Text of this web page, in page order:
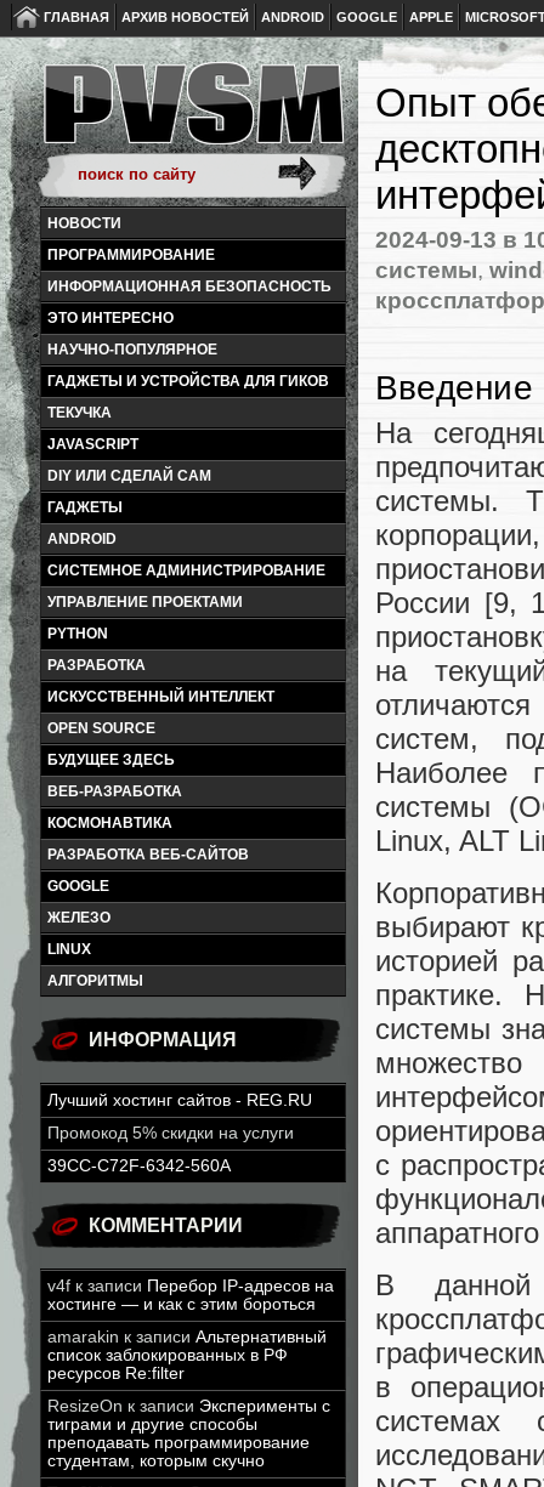
ГЛАВНАЯ АРХИВ НОВОСТЕЙ ANDROID GOOGLE APPLE
НОВОСТИ
ПРОГРАММИРОВАНИЕ
ИНФОРМАЦИОННАЯ БЕЗОПАСНОСТЬ
ЭТО ИНТЕРЕСНО
НАУЧНО-ПОПУЛЯРНОЕ
ГАДЖЕТЫ И УСТРОЙСТВА ДЛЯ ГИКОВ
ТЕКУЧКА
JAVASCRIPT
DIY ИЛИ СДЕЛАЙ САМ
ГАДЖЕТЫ
ANDROID
СИСТЕМНОЕ АДМИНИСТРИРОВАНИЕ
УПРАВЛЕНИЕ ПРОЕКТАМИ
PYTHON
РАЗРАБОТКА
ИСКУССТВЕННЫЙ ИНТЕЛЛЕКТ
OPEN SOURCE
БУДУЩЕЕ ЗДЕСЬ
ВЕБ-РАЗРАБОТКА
КОСМОНАВТИКА
РАЗРАБОТКА ВЕБ-САЙТОВ
GOOGLE
ЖЕЛЕЗО
LINUX
АЛГОРИТМЫ
ИНФОРМАЦИЯ
Лучший хостинг сайтов - REG.RU
Промокод 5% скидки на услуги
39CC-C72F-6342-560A
КОММЕНТАРИИ
v4f к записи Перебор IP-адресов на
хостинге — и как с этим бороться
amarakin к записи Альтернативный
список заблокированных в РФ
ресурсов Re:filter
ResizeOn к записи Эксперименты с
тиграми и другие способы
преподавать программирование
студентам, которым скучно
Опыт
2024-09-13 в
системы,
Введение
На
системы.
России [9,
на
систем,
Наиболее
системы
Linux, ALT
выбирают
историей
практике.
системы
с
В данной
в